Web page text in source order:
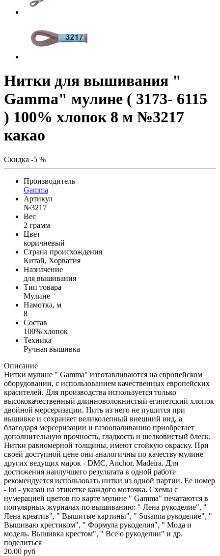
Нитки для вышивания "
Gamma" мулине ( 3173- 6115
) 100% хлопок 8 м №3217
какао
Скидка -5 %
Производитель
Gamma
Артикул
№3217
Вес
2 грамм
Цвет
коричневый
Страна происхождения
Китай, Хорватия
Назначение
для вышивания
Тип товара
Мулине
Намотка, м
8
Состав
100% хлопок
Техника
Ручная вышивка
Описание
Нитки мулине " Gamma" изготавливаются на европейском
оборудовании, с использованием качественных европейских
красителей. Для производства используется только
высококачественный длинноволокнистый египетский хлопок
двойной мерсеризации. Нить из него не пушится при
вышивке и сохраняет великолепный внешний вид, а
благодаря мерсеризации и газоопаливанию приобретает
дополнительную прочность, гладкость и шелковистый блеск.
Нитки равномерной толщины, имеют стойкую окраску. При
своей доступной цене они аналогичны по качеству мулине
других ведущих марок - DMC, Anchor, Madeira. Для
достижения наилучшего результата в одной работе
рекомендуется использовать нитки из одной партии. Ее номер
- lot - указан на этикетке каждого моточка. Схемы с
нумерацией цветов по карте мулине " Gamma" печатаются в
популярных журналах по вышиванию: " Лена рукоделие", "
Лена креатив", " Вышитые картины", " Susanna рукоделие", "
Вышиваю крестиком", " Формула рукоделия", " Мода и
модель. Вышивка крестом", " Все о рукоделии" и др.
поделиться
20.00 руб